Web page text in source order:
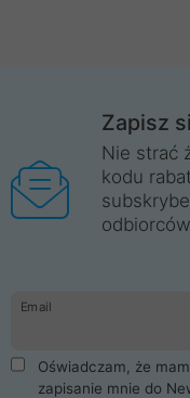
Zapisz
Nie strać
kodu
Email
Oświadczam, że
zapisanie mnie do